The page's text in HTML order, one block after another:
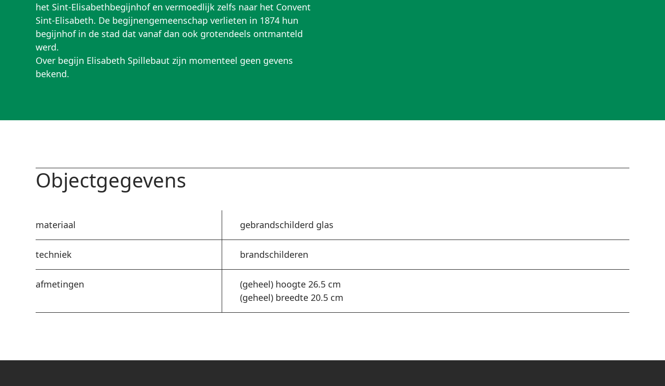
het Sint-Elisabethbegijnhof en vermoedlijk zelfs naar het Convent
Sint-Elisabeth. De begijnengemeenschap verlieten in 1874 hun
begijnhof in de stad dat vanaf dan ook grotendeels ontmanteld
werd.
Over begijn Elisabeth Spillebaut zijn momenteel geen gevens
bekend.
Objectgegevens
materiaal gebrandschilderd glas
techniek brandschilderen
afmetingen
(geheel) hoogte 26.5 cm
(geheel) breedte 20.5 cm